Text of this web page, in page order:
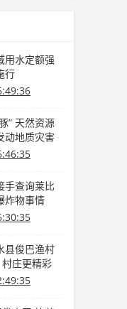
用水定额强
行
” 天然资源
动地质灾害
手查询莱比
炸物事情
县俊巴渔村
村庄更精彩
事）